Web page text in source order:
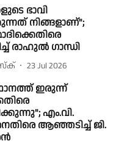
ഭാവി
നിങ്ങളാണ്";
രാഹുൽ ഗാന്ധി
23 Jul 2026
ഇരുന്ന്
എം.വി.
ആഞ്ഞടിച്ച് ജി.